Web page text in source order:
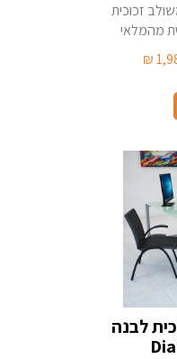
זכוכית
מהמלאי
₪
לבנה